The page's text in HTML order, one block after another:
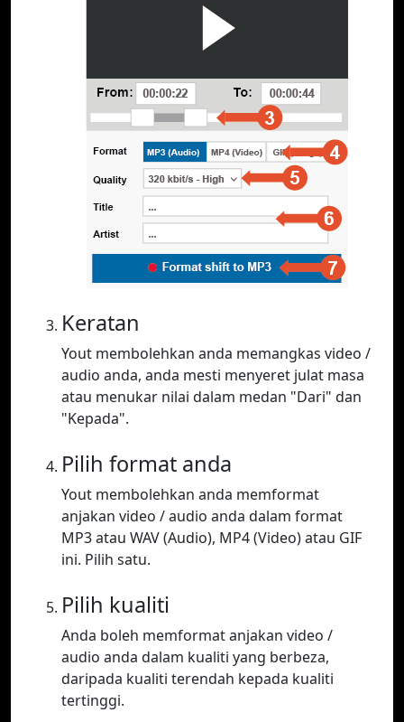
Keratan
Yout membolehkan anda memangkas video /
audio anda, anda mesti menyeret julat masa
atau menukar nilai dalam medan "Dari" dan
"Kepada".
Pilih format anda
Yout membolehkan anda memformat
anjakan video / audio anda dalam format
MP3 atau WAV (Audio), MP4 (Video) atau GIF
ini. Pilih satu.
Pilih kualiti
Anda boleh memformat anjakan video /
audio anda dalam kualiti yang berbeza,
daripada kualiti terendah kepada kualiti
tertinggi.